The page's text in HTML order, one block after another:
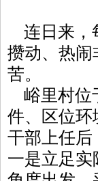
连日来，
攒动、热闹
苦。
峪里村位
件、区位环
干部上任后
一是立足实